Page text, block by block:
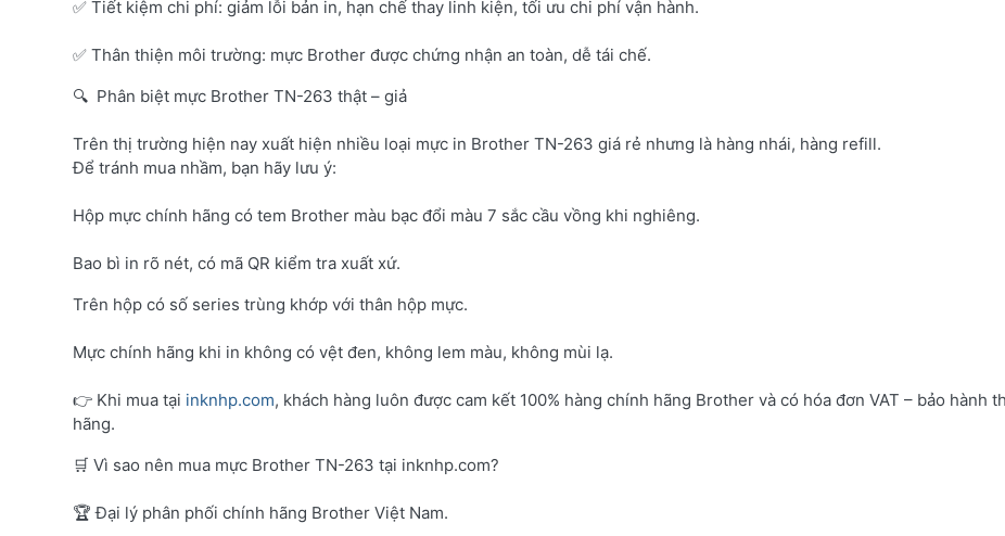
✅ Tiết kiệm chi phí: giảm lỗi bản in, hạn chế thay linh kiện, tối ưu chi phí vận hành.
✅ Thân thiện môi trường: mực Brother được chứng nhận an toàn, dễ tái chế.
🔍 Phân biệt mực Brother TN-263 thật – giả
Trên thị trường hiện nay xuất hiện nhiều loại mực in Brother TN-263 giá rẻ nhưng là hàng nhái, hàng refill.
Để tránh mua nhầm, bạn hãy lưu ý:
Hộp mực chính hãng có tem Brother màu bạc đổi màu 7 sắc cầu vồng khi nghiêng.
Bao bì in rõ nét, có mã QR kiểm tra xuất xứ.
Trên hộp có số series trùng khớp với thân hộp mực.
Mực chính hãng khi in không có vệt đen, không lem màu, không mùi lạ.
👉 Khi mua tại inknhp.com, khách hàng luôn được cam kết 100% hàng chính hãng Brother và có hóa đơn VAT – bảo hành
hãng.
🛒 Vì sao nên mua mực Brother TN-263 tại inknhp.com?
🏆 Đại lý phân phối chính hãng Brother Việt Nam.